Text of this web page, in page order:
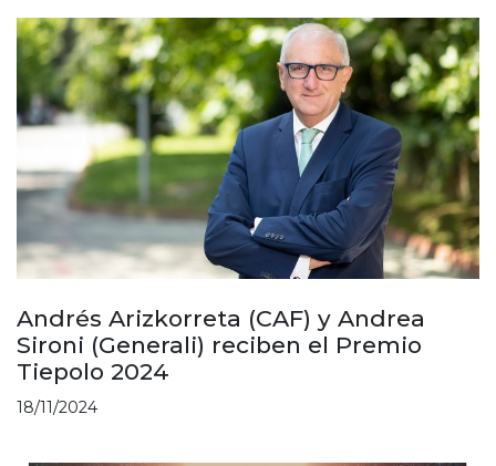
Andrés Arizkorreta (CAF) y Andrea
Sironi (Generali) reciben el Premio
Tiepolo 2024
18/11/2024